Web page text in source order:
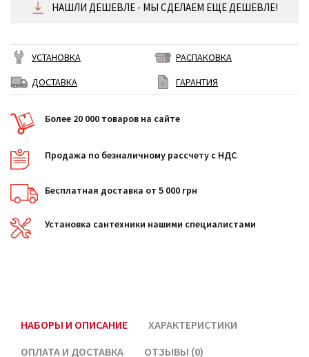
НАШЛИ ДЕШЕВЛЕ - МЫ СДЕЛАЕМ ЕЩЕ ДЕШЕВЛЕ!
УСТАНОВКА
РАСПАКОВКА
ДОСТАВКА
ГАРАНТИЯ
Более 20 000 товаров на сайте
Продажа по безналичному рассчету с НДС
Бесплатная доставка от 5 000 грн
Установка сантехники нашими специалистами
НАБОРЫ И ОПИСАНИЕ
ХАРАКТЕРИСТИКИ
ОПЛАТА И ДОСТАВКА
ОТЗЫВЫ (0)